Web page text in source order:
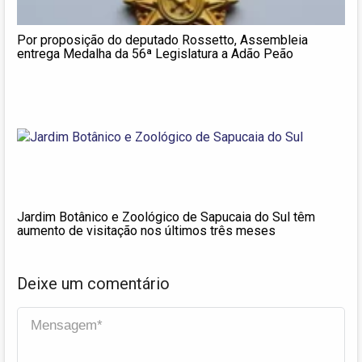
Por proposição do deputado Rossetto, Assembleia
entrega Medalha da 56ª Legislatura a Adão Peão
Jardim Botânico e Zoológico de Sapucaia do Sul têm
aumento de visitação nos últimos três meses
Deixe um comentário